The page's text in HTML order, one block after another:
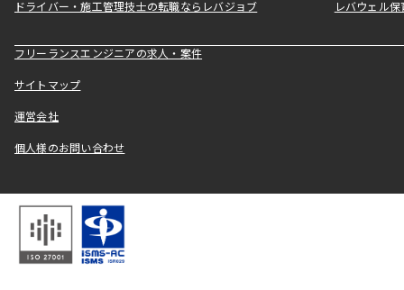
ドライバー・施工管理技士の転職ならレバジョブ レバウェル
フリーランスエンジニアの求人・案件
サイトマップ
運営会社
個人様のお問い合わせ